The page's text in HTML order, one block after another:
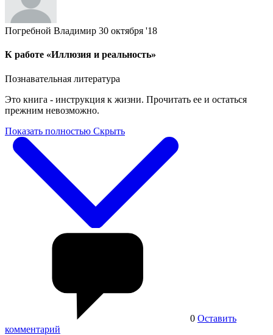
Погребной Владимир 30 октября '18
К работе «Иллюзия и реальность»
Познавательная литература
Это книга - инструкция к жизни. Прочитать ее и остаться
прежним невозможно.
Показать полностью Скрыть
0 Оставить
комментарий